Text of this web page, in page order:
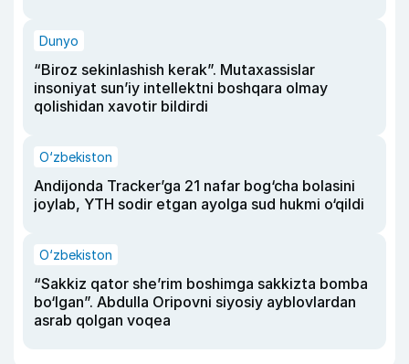
Dunyo
“Biroz sekinlashish kerak”. Mutaxassislar
insoniyat sun’iy intellektni boshqara olmay
qolishidan xavotir bildirdi
O‘zbekiston
Andijonda Tracker’ga 21 nafar bog‘cha bolasini
joylab, YTH sodir etgan ayolga sud hukmi o‘qildi
O‘zbekiston
“Sakkiz qator she’rim boshimga sakkizta bomba
bo‘lgan”. Abdulla Oripovni siyosiy ayblovlardan
asrab qolgan voqea